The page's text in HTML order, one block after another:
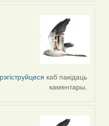
каб пакідаць
каментары.